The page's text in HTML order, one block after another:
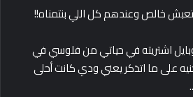
خالص وعندهم كل اللي بنتمناه!!
اشتريته في حياتي من فلوسي في
2012.. وكان بـ 550 جنيه على ما اتذكر يعني ودي كانت أحلى